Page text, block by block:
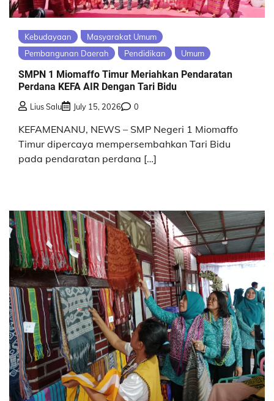
Kebudayaan
Masyarakat Umum
Pembangunan Daerah
Pendidikan Umum
SMPN 1 Miomaffo Timur Meriahkan Pendaratan
Perdana KEFA AIR Dengan Tari Bidu
Lius Salu July 15, 2026 0
KEFAMENANU, NEWS – SMP Negeri 1 Miomaffo
Timur dipercaya mempersembahkan Tari Bidu
pada pendaratan perdana […]